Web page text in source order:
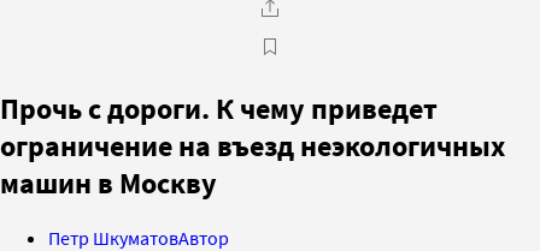
Прочь с дороги. К чему приведет
ограничение на въезд неэкологичных
машин в Москву
Петр ШкуматовАвтор